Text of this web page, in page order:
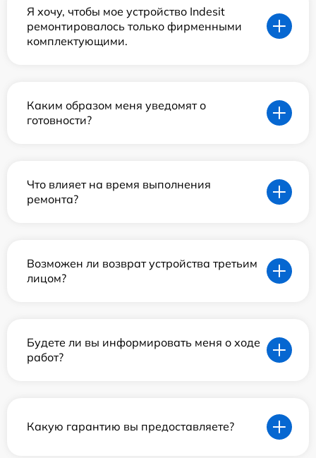
Я хочу, чтобы мое устройство Indesit
ремонтировалось только фирменными
комплектующими.
Каким образом меня уведомят о
готовности?
Что влияет на время выполнения
ремонта?
Возможен ли возврат устройства третьим
лицом?
Будете ли вы информировать меня о ходе
работ?
Какую гарантию вы предоставляете?